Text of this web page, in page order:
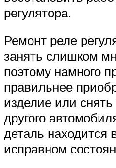
регулятора.
Ремонт реле
занять слишком
поэтому намного
правильнее
изделие или снять
другого
деталь находится
исправном